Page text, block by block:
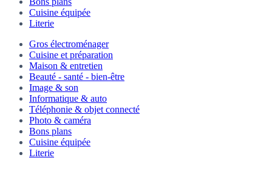
Cuisine équipée
Literie
Gros électroménager
Cuisine et préparation
Maison & entretien
Beauté - santé - bien-être
Image & son
Informatique & auto
Téléphonie & objet connecté
Photo & caméra
Bons plans
Cuisine équipée
Literie